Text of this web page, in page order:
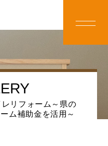
リフォーム～県の
ム補助金を活用～